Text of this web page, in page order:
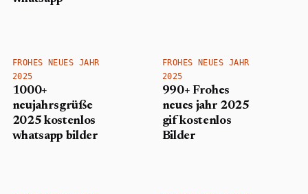
FROHES NEUES JAHR
2025
1000+
neujahrsgrüße
2025 kostenlos
whatsapp bilder
FROHES NEUES JAHR
2025
990+ Frohes
neues jahr 2025
gif​ kostenlos
Bilder